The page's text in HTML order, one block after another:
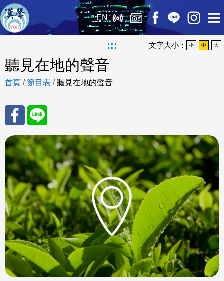
EN
::: 文字大小： 小 中 大
聽見在地的聲音
首頁 /節目表 /聽見在地的聲音
分享
至
Fac
eBo
ok
分享
至
Line